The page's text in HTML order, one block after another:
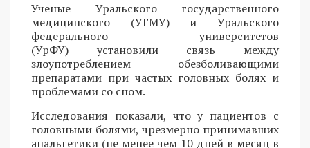
Ученые Уральского государственного
медицинского (УГМУ) и Уральского
федерального университетов
(УрФУ) установили связь между
злоупотреблением обезболивающими
препаратами при частых головных болях и
проблемами со сном.
Исследования показали, что у пациентов с
головными болями, чрезмерно принимавших
анальгетики (не менее чем 10 дней в месяц в